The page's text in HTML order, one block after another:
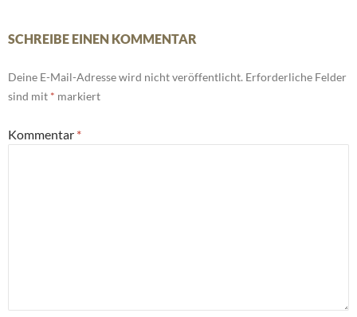
SCHREIBE EINEN KOMMENTAR
Deine E-Mail-Adresse wird nicht veröffentlicht. Erforderliche Felder
sind mit * markiert
Kommentar *